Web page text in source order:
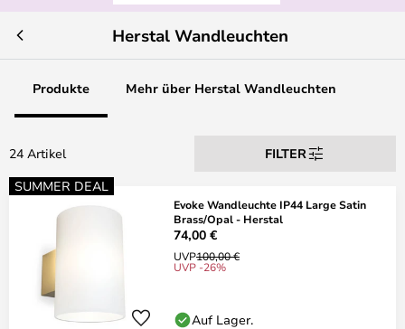
Herstal Wandleuchten
Produkte Mehr über Herstal Wandleuchten
24 Artikel
FILTER
SUMMER DEAL
Evoke Wandleuchte IP44 Large Satin
Brass/Opal - Herstal
74,00 €
UVP100,00 €
UVP -26%
Auf Lager.